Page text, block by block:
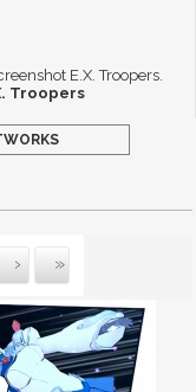
E.X. Troopers.
Troopers